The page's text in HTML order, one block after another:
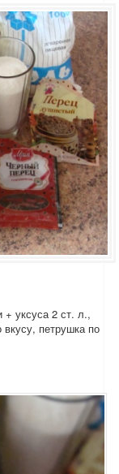
уксуса 2 ст. л.,
петрушка по